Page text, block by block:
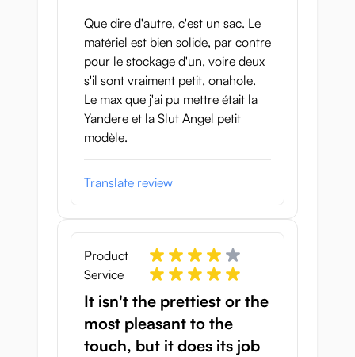
Que dire d'autre, c'est un sac. Le
matériel est bien solide, par contre
pour le stockage d'un, voire deux
s'il sont vraiment petit, onahole.
Le max que j'ai pu mettre était la
Yandere et la Slut Angel petit
modèle.
Translate review
Product
Service
It isn't the prettiest or the
most pleasant to the
touch, but it does its job